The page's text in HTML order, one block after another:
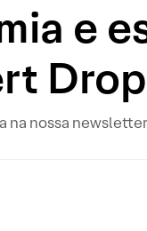
e
na nossa newsletter